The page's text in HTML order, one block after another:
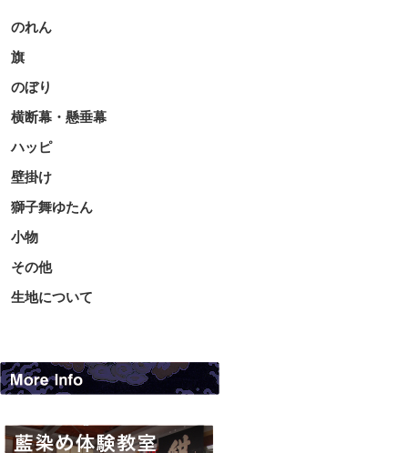
のれん
旗
のぼり
横断幕・懸垂幕
ハッピ
壁掛け
獅子舞ゆたん
小物
その他
生地について